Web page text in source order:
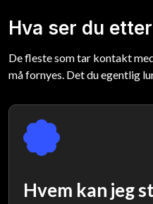
Hva ser du
De fleste som tar kontakt
må fornyes. Det du egentlig
Hvem kan jeg